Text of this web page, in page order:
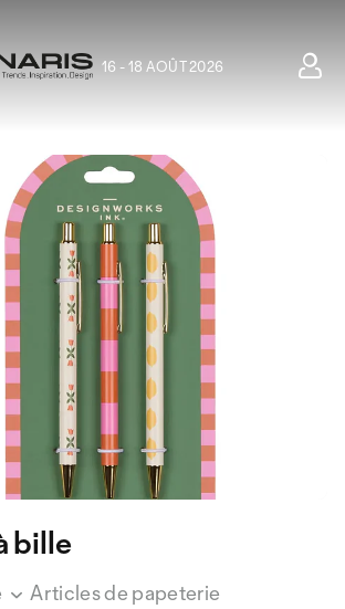
16 - 18 AOÛT 2026
bille
Articles de papeterie